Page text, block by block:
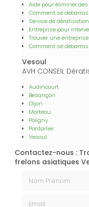
Aide pour éliminer
Comment se
Service de
Entreprise pour
Trouver une
Comment se
Vesoul
AVH CONSEIL
Audincourt
Besançon
Dijon
Morteau
Poligny
Pontarlier
Vesoul
Contactez-nous :
frelons asiatiques